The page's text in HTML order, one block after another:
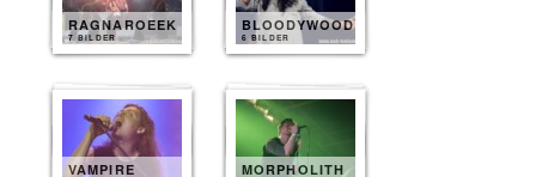
RAGNAROEEK
7 BILDER
BLOODYWOOD
6 BILDER
VAMPIRE MORPHOLITH